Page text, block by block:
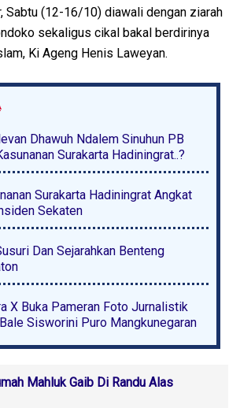
Sabtu (12-16/10) diawali dengan ziarah
sekaligus cikal bakal berdirinya
Ki Ageng Henis Laweyan.
Dhawuh Ndalem Sinuhun PB
Surakarta Hadiningrat..?
Surakarta Hadiningrat Angkat
Sekaten
Dan Sejarahkan Benteng
X Buka Pameran Foto Jurnalistik
Sisworini Puro Mangkunegaran
Mahluk Gaib Di Randu Alas